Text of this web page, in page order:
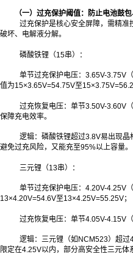
（一）过充保护阈值：防止电池鼓
过充保护是核心安全屏障，需精
破坏、电解液分解。
磷酸铁锂（15串）：
单节过充保护电压：3.65V-3.75V
值为15×3.65V=54.75V至
过充恢复电压：单节3.50V-3.60V
保障充电效率。
逻辑：磷酸铁锂超过3.8V易出现
避免过充风险，又能充至95%以上容量。
三元锂（13串）：
单节过充保护电压：4.20V-4.25V
13×4.20V=54.6V至13×4.25V=55.25V；
过充恢复电压：单节4.05V-4.15V
逻辑：三元锂（如NCM523）超
限定在4.25V以内，部分高安全性三元体